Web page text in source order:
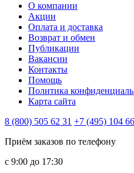
О компании
Акции
Оплата и доставка
Возврат и обмен
Публикации
Вакансии
Контакты
Помощь
Политика
Карта сайта
8 (800) 505 62 31 +7 (495) 104
Приём заказов по телефону
с 9:00 до 17:30